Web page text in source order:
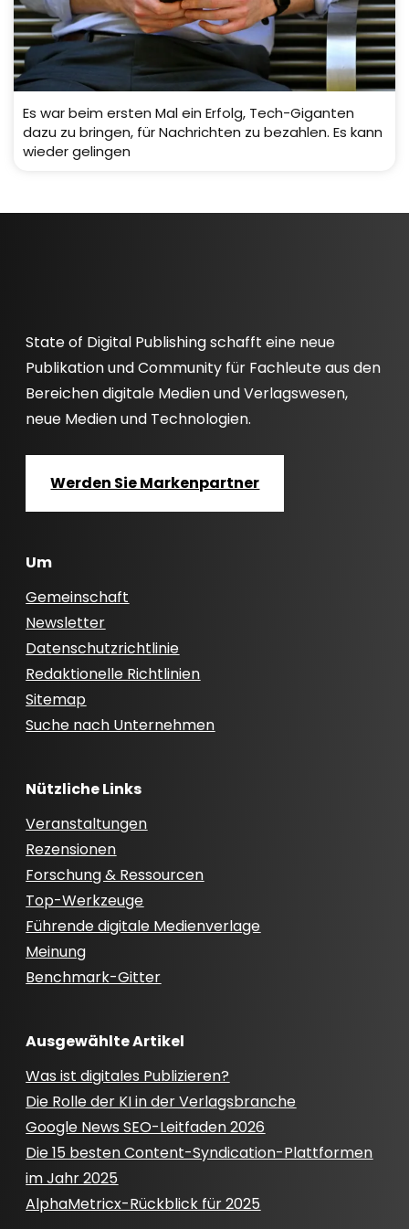
Es war beim ersten Mal ein Erfolg, Tech-Giganten
dazu zu bringen, für Nachrichten zu bezahlen. Es kann
wieder gelingen
State of Digital Publishing schafft eine neue
Publikation und Community für Fachleute aus den
Bereichen digitale Medien und Verlagswesen,
neue Medien und Technologien.
Werden Sie Markenpartner
Um
Gemeinschaft
Newsletter
Datenschutzrichtlinie
Redaktionelle Richtlinien
Sitemap
Suche nach Unternehmen
Nützliche Links
Veranstaltungen
Rezensionen
Forschung & Ressourcen
Top-Werkzeuge
Führende digitale Medienverlage
Meinung
Benchmark-Gitter
Ausgewählte Artikel
Was ist digitales Publizieren?
Die Rolle der KI in der Verlagsbranche
Google News SEO-Leitfaden 2026
Die 15 besten Content-Syndication-Plattformen
im Jahr 2025
AlphaMetricx-Rückblick für 2025